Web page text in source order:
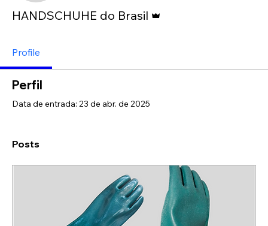
HANDSCHUHE do Brasil
Profile
Perfil
Data de entrada: 23 de abr. de 2025
Posts